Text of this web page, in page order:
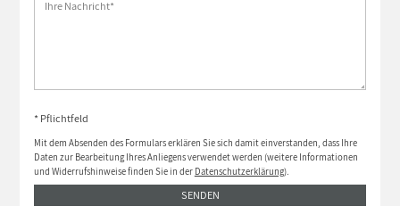
* Pflichtfeld
Mit dem Absenden des Formulars erklären Sie sich damit einverstanden, dass Ihre
Daten zur Bearbeitung Ihres Anliegens verwendet werden (weitere Informationen
und Widerrufshinweise finden Sie in der Datenschutzerklärung).
SENDEN